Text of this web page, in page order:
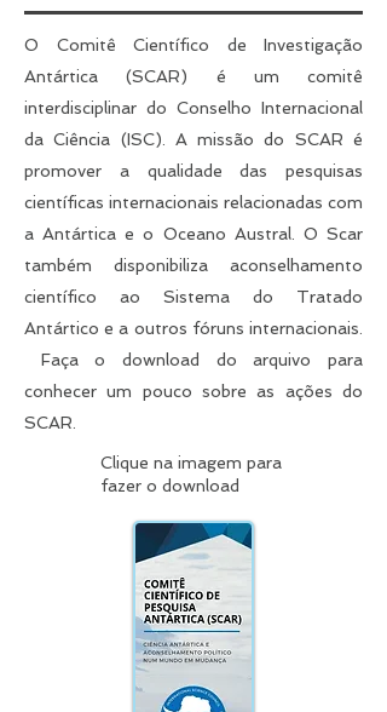
O Comitê Científico de Investigação
Antártica (SCAR) é um comitê
interdisciplinar do Conselho Internacional
da Ciência (ISC). A missão do SCAR é
promover a qualidade das pesquisas
científicas internacionais relacionadas com
a Antártica e o Oceano Austral. O Scar
também disponibiliza aconselhamento
científico ao Sistema do Tratado
Antártico e a outros fóruns internacionais.
Faça o download do arquivo para
conhecer um pouco sobre as ações do
SCAR.
Clique na imagem para
fazer o download